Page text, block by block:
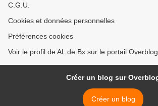
C.G.U.
Cookies et données personnelles
Préférences cookies
Voir le profil de AL de Bx sur le portail Overblog
Créer un blog sur
Créer un blog